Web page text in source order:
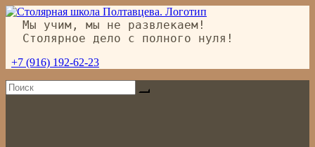
Перейти
содержимому
Мы учим, мы не развлекаем!
Столярное дело с полного нуля!
+7 (916) 192-62-23